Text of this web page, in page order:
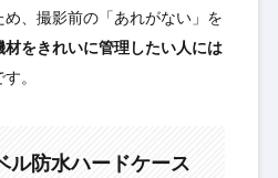
、撮影前の「あれがない」を
材をきれいに管理したい人には
。
防水ハードケース